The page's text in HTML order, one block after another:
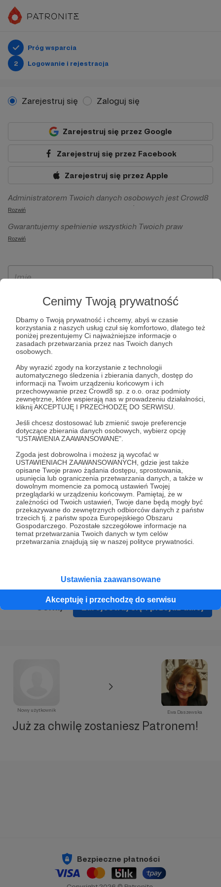
Cenimy Twoją prywatność
Dbamy o Twoją prywatność i chcemy, abyś w czasie
korzystania z naszych usług czuł się komfortowo, dlatego też
poniżej prezentujemy Ci najważniejsze informacje o
zasadach przetwarzania przez nas Twoich danych
osobowych.
Aby wyrazić zgody na korzystanie z technologii
automatycznego śledzenia i zbierania danych, dostęp do
informacji na Twoim urządzeniu końcowym i ich
przechowywanie przez Crowd8 sp. z o.o. oraz podmioty
zewnętrzne, które wspierają nas w prowadzeniu działalności,
kliknij AKCEPTUJĘ I PRZECHODZĘ DO SERWISU.
Jeśli chcesz dostosować lub zmienić swoje preferencje
dotyczące zbierania danych osobowych, wybierz opcję
"USTAWIENIA ZAAWANSOWANE".
Zgoda jest dobrowolna i możesz ją wycofać w
USTAWIENIACH ZAAWANSOWANYCH, gdzie jest także
opisane Twoje prawo żądania dostępu, sprostowania,
usunięcia lub ograniczenia przetwarzania danych, a także w
dowolnym momencie za pomocą ustawień Twojej
przeglądarki w urządzeniu końcowym. Pamiętaj, że w
zależności od Twoich ustawień, Twoje dane będą mogły być
przekazywane do zewnętrznych odbiorców danych z państw
trzecich tj. z państw spoza Europejskiego Obszaru
Gospodarczego. Pozostałe szczegółowe informacje na
temat przetwarzania Twoich danych w tym celów
przetwarzania znajdują się w naszej polityce prywatności.
Ustawienia zaawansowane
Akceptuję i przechodzę do serwisu
Próg wsparcia
2
Logowanie i rejestracja
Zarejestruj się Zaloguj się
Zarejestruj się przez Google
Zarejestruj się przez Facebook
Zarejestruj się przez Apple
Administratorem Twoich danych osobowych jest Crowd8
sp. z o.o. z siedziba w Warszawie, ul. Żwirki i Wigury 16, 02-
092 Warszawa. Twoje dane osobowe będą przetwarzane w
szczególności w celu wykonania umowy zawartej z Tobą, w
Patronite.pl, w tym możliwości dokonywania oraz
otrzymywania wsparcia na naszej platformie oraz
Rozwiń
Gwarantujemy spełnienie wszystkich Twoich praw
wynikających z ogólnego rozporządzenia o ochronie
ich przenoszenia, niepodlegania zautomatyzowanemu
wyrażenia sprzeciwu wobec przetwarzania Twoich danych
osobowych. Rejestracja dla osób niepełnoletnich możliwa
jest po przekazaniu podpisanego formularza "Zgodna na
założenie konta przez osobę niepełnoletnią", formularz
dostępny jest na stronie regulaminu Patronite.pl.
Rozwiń
* Zapoznałem się i akceptujęRegulaminserwisu oraz
* Wyrażam zgodę na przetwarzanie moich danych
osobowych podanych w formularzu rejestracyjnym w celu
prawidłowego świadczenia usług serwisu Patronite.
Wyrażam zgodę na otrzymywanie drogą elektroniczną
informacji handlowych - newslettera. Opcja ta może zostać
zmieniona w ustawieniach konta.
Zarejestruj się i przejdź dalej
Nowy użytkownik Ewa Daszewska
Już za chwilę zostaniesz Patronem!
Bezpieczne płatności